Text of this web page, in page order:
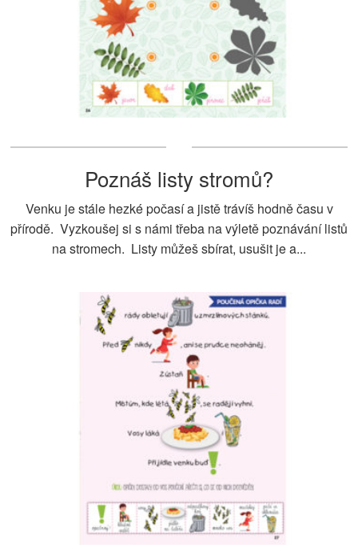
Poznáš listy stromů?
Venku je stále hezké počasí a jistě trávíš hodně času v
přírodě. Vyzkoušej si s námi třeba na výletě poznávání listů
na stromech. Listy můžeš sbírat, usušit je a...